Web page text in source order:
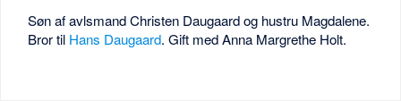
Søn af avlsmand Christen Daugaard og hustru Magdalene.
Bror til Hans Daugaard. Gift med Anna Margrethe Holt.